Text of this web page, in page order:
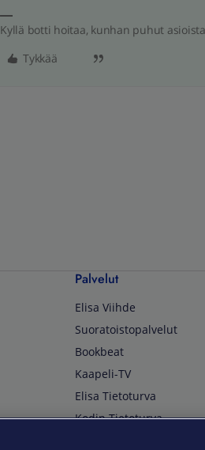
Kyllä botti hoitaa, kunhan puhut
Tykkää
Palvelut
Elisa Viihde
Suoratoistopalvelut
Bookbeat
Kaapeli-TV
Elisa Tietoturva
Kodin Tietoturva